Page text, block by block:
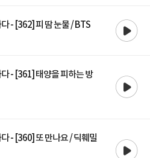
- [362] 피 땀 눈물 / BTS
- [361] 태양을 피하는 방
- [360] 또 만나요 / 딕훼밀